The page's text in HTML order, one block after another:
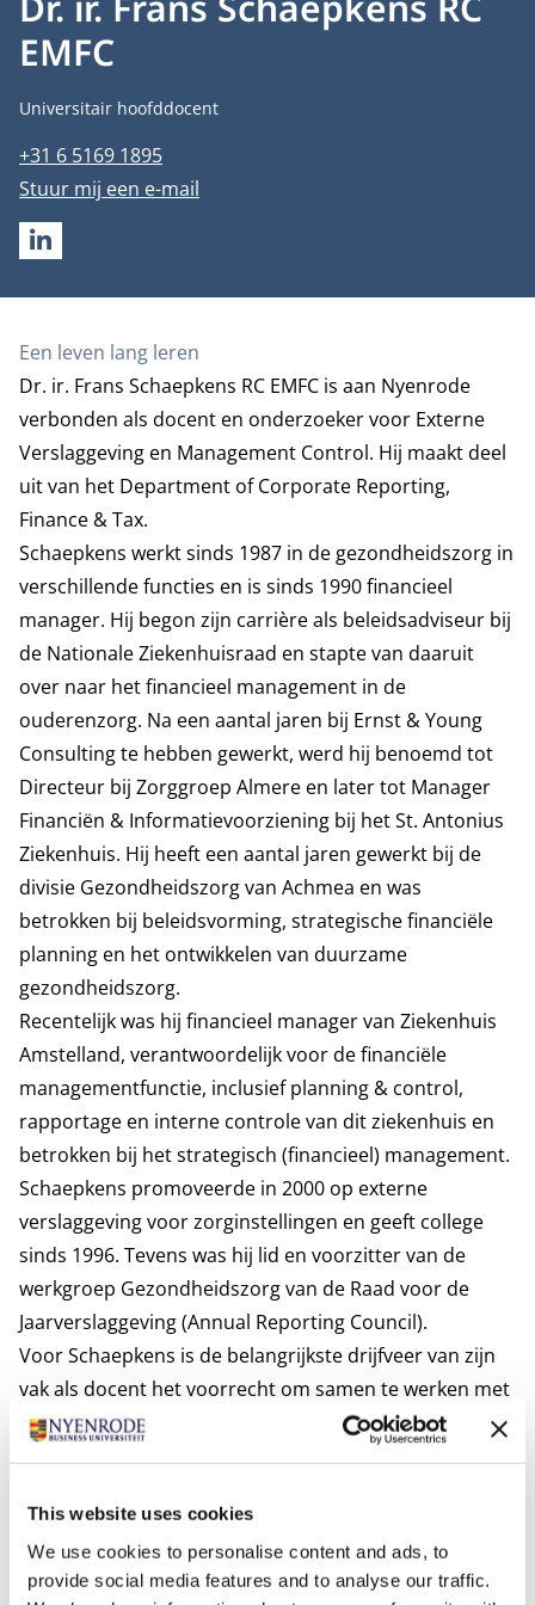
This website uses cookies
We use cookies to personalise content and ads, to
provide social media features and to analyse our traffic.
EMFC
Functietitel
Universitair hoofddocent
Telefoonnummer
+31 6 5169 1895
E-mailadres
Stuur mij een e-mail
LINKEDIN
Biografie
Een leven lang leren
Dr. ir. Frans Schaepkens RC EMFC is aan Nyenrode
verbonden als docent en onderzoeker voor Externe
Verslaggeving en Management Control. Hij maakt deel
uit van het Department of Corporate Reporting,
Finance & Tax.
Schaepkens werkt sinds 1987 in de gezondheidszorg in
verschillende functies en is sinds 1990 financieel
manager. Hij begon zijn carrière als beleidsadviseur bij
de Nationale Ziekenhuisraad en stapte van daaruit
over naar het financieel management in de
ouderenzorg. Na een aantal jaren bij Ernst & Young
Consulting te hebben gewerkt, werd hij benoemd tot
Directeur bij Zorggroep Almere en later tot Manager
Financiën & Informatievoorziening bij het St. Antonius
Ziekenhuis. Hij heeft een aantal jaren gewerkt bij de
divisie Gezondheidszorg van Achmea en was
betrokken bij beleidsvorming, strategische financiële
planning en het ontwikkelen van duurzame
gezondheidszorg.
Recentelijk was hij financieel manager van Ziekenhuis
Amstelland, verantwoordelijk voor de financiële
managementfunctie, inclusief planning & control,
rapportage en interne controle van dit ziekenhuis en
betrokken bij het strategisch (financieel) management.
Schaepkens promoveerde in 2000 op externe
verslaggeving voor zorginstellingen en geeft college
sinds 1996. Tevens was hij lid en voorzitter van de
werkgroep Gezondheidszorg van de Raad voor de
Jaarverslaggeving (Annual Reporting Council).
Voor Schaepkens is de belangrijkste drijfveer van zijn
vak als docent het voorrecht om samen te werken met
enthousiaste studenten en collega's, die niet halen
noemt hij zijn visie op de kernwaarden van Nyenrode:
Leiderschap:Opleiden van controllers die niet alleen
oog hebben voor professionele techniek.